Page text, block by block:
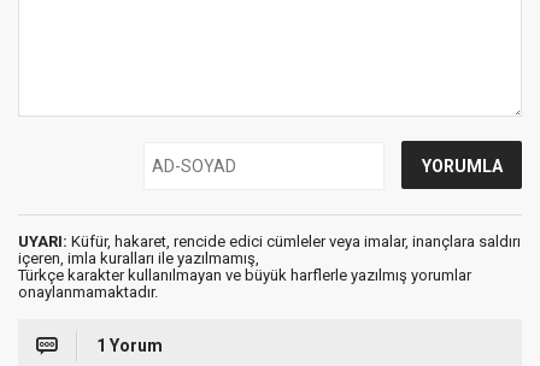
UYARI: Küfür, hakaret, rencide edici cümleler veya imalar, inançlara saldırı
içeren, imla kuralları ile yazılmamış,
Türkçe karakter kullanılmayan ve büyük harflerle yazılmış yorumlar
onaylanmamaktadır.
1 Yorum